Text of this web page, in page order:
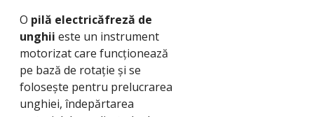
O pilă electricăfreză de
unghii este un instrument
motorizat care funcționează
pe bază de rotație și se
folosește pentru prelucrarea
unghiei, îndepărtarea